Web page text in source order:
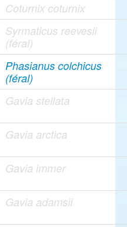
Coturnix coturnix
Syrmaticus reevesii
(féral)
Phasianus colchicus
(féral)
Gavia stellata
Gavia arctica
Gavia immer
Gavia adamsii